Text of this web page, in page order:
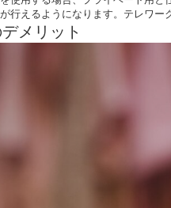
行えるようになります。テレワー
メリット